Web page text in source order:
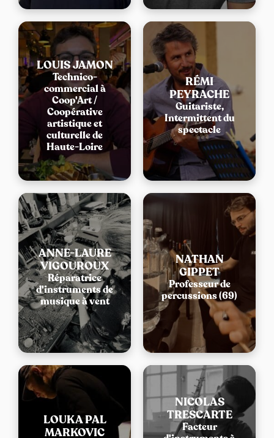
LOUIS JAMON
Technico-
commercial à
Coop'Art /
Coopérative
artistique et
culturelle de
Haute-Loire
RÉMI
PEYRACHE
Guitariste,
Intermittent du
spectacle
ANNE-LAURE
VIGOUROUX
Réparatrice
d'instruments de
musique à vent
NATHAN
GIPPET
Professeur de
percussions (69)
LOUKA PAL
MARKOVIC
NICOLAS
TRESCARTE
Facteur